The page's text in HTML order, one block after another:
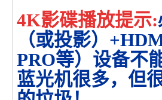
4K影碟播放提示:
（或投影）
PRO等）设备不
蓝光机很多，但